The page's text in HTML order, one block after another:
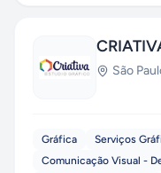
São
Gráfica
Serviços
Comunicação Visual -